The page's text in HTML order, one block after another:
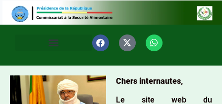
Chers internautes,
Le site web du